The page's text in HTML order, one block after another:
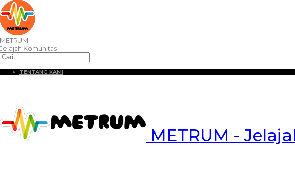
METRUM
Jelajah Komunitas
TENTANG KAMI
METRUM -